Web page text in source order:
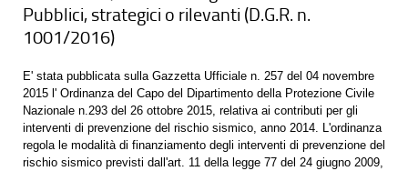
Pubblici, strategici o rilevanti (D.G.R. n.
1001/2016)
E' stata pubblicata sulla Gazzetta Ufficiale n. 257 del 04 novembre
2015 l' Ordinanza del Capo del Dipartimento della Protezione Civile
Nazionale n.293 del 26 ottobre 2015, relativa ai contributi per gli
interventi di prevenzione del rischio sismico, anno 2014. L'ordinanza
regola le modalità di finanziamento degli interventi di prevenzione del
rischio sismico previsti dall'art. 11 della legge 77 del 24 giugno 2009,